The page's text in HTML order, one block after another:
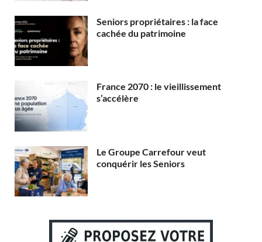
Seniors propriétaires : la face
cachée du patrimoine
France 2070 : le vieillissement
s’accélère
Le Groupe Carrefour veut
conquérir les Seniors